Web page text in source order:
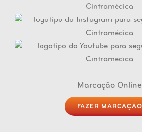
Marcação Online
FAZER MARCAÇÃO